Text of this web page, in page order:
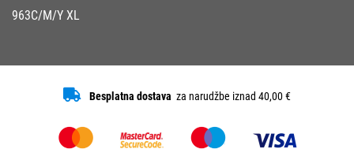
963C/M/Y XL
Besplatna dostava za narudžbe iznad 40,00 €